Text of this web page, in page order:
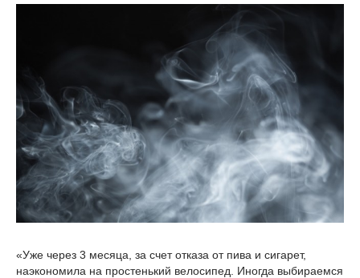
«Уже через 3 месяца, за счет отказа от пива и сигарет,
наэкономила на простенький велосипед. Иногда выбираемся